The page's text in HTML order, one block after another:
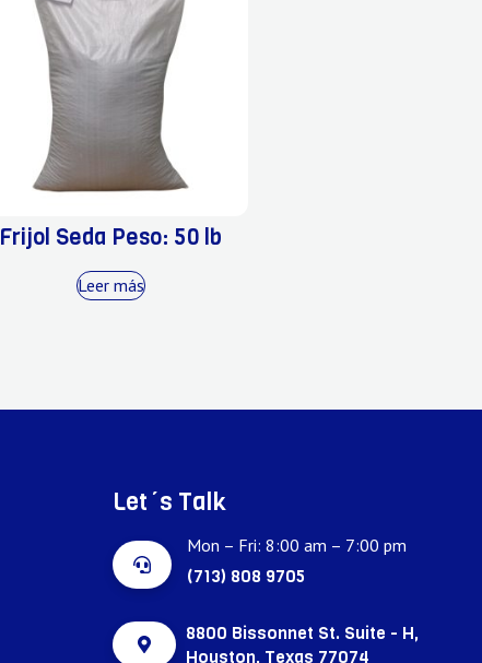
Frijol Seda Peso: 50 lb
Leer más
Let´s Talk
Mon – Fri: 8:00 am – 7:00 pm
(713) 808 9705
8800 Bissonnet St. Suite - H,
Houston, Texas 77074